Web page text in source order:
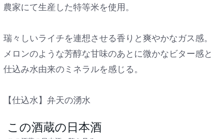
農家にて生産した特等米を使用。
瑞々しいライチを連想させる香りと爽やかなガス感。
メロンのような芳醇な甘味のあとに微かなビター感と
仕込み水由来のミネラルを感じる。
【仕込水】弁天の湧水
この酒蔵の日本酒